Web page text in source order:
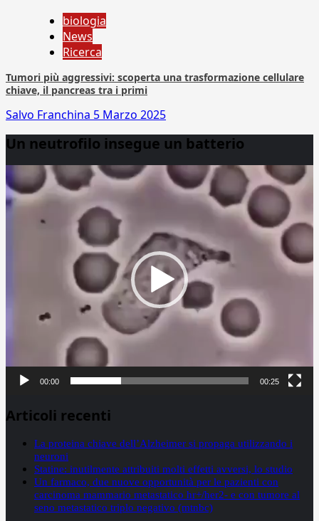
biologia
News
Ricerca
Tumori più aggressivi: scoperta una trasformazione cellulare
chiave, il pancreas tra i primi
Salvo Franchina 5 Marzo 2025
Un neutrofilo insegue un batterio
Player
00:00 00:25
Articoli recenti
La proteina chiave dell’Alzheimer si propaga utilizzando i
neuroni
Statine: inutilmente attribuiti molti effetti avversi, lo studio
Un farmaco, due nuove opportunità per le pazienti con
carcinoma mammario metastatico hr+/her2- e con tumore al
seno metastatico triplo negativo (mtnbc)